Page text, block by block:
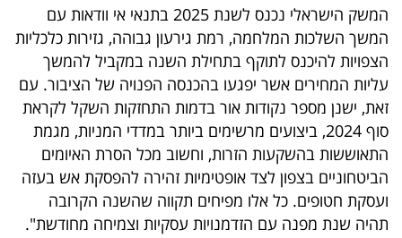
קריירה
ולימודים
מינויים
רייטינג
רכב
בריאות
המשק הישראלי נכנס לשנת 2025 בתנאי אי וודאות עם
המשך השלכות המלחמה, רמת גירעון גבוהה, גזירות כלכליות
הצפויות להיכנס לתוקף בתחילת השנה במקביל להמשך
עליות המחירים אשר יפגעו בהכנסה הפנויה של הציבור. עם
זאת, ישנן מספר נקודות אור בדמות התחזקות השקל לקראת
סוף 2024, ביצועים מרשימים ביותר במדדי
המניות, מגמת
התאוששות בהשקעות הזרות, וחשוב מכל הסרת האיומים
הביטחוניים בצפון לצד אופטימיות זהירה להפסקת אש בעזה
ועסקת חטופים. כל אלו מפיחים תקווה שהשנה הקרובה
תהיה שנת מפנה עם הזדמנויות עסקיות וצמיחה מחודשת".